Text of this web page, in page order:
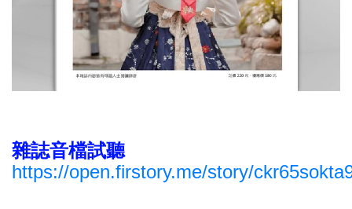
雜誌音檔試聽
https://open.firstory.me/story/